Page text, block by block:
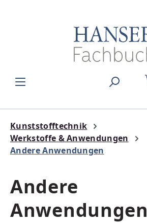
Kunststofftechnik
Werkstoffe & Anwendungen
Andere Anwendungen
Andere
Anwendungen